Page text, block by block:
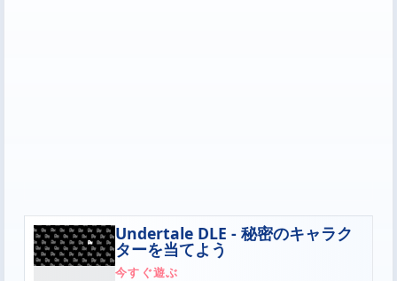
Undertale DLE - 秘密のキャラク
ターを当てよう
今すぐ遊ぶ